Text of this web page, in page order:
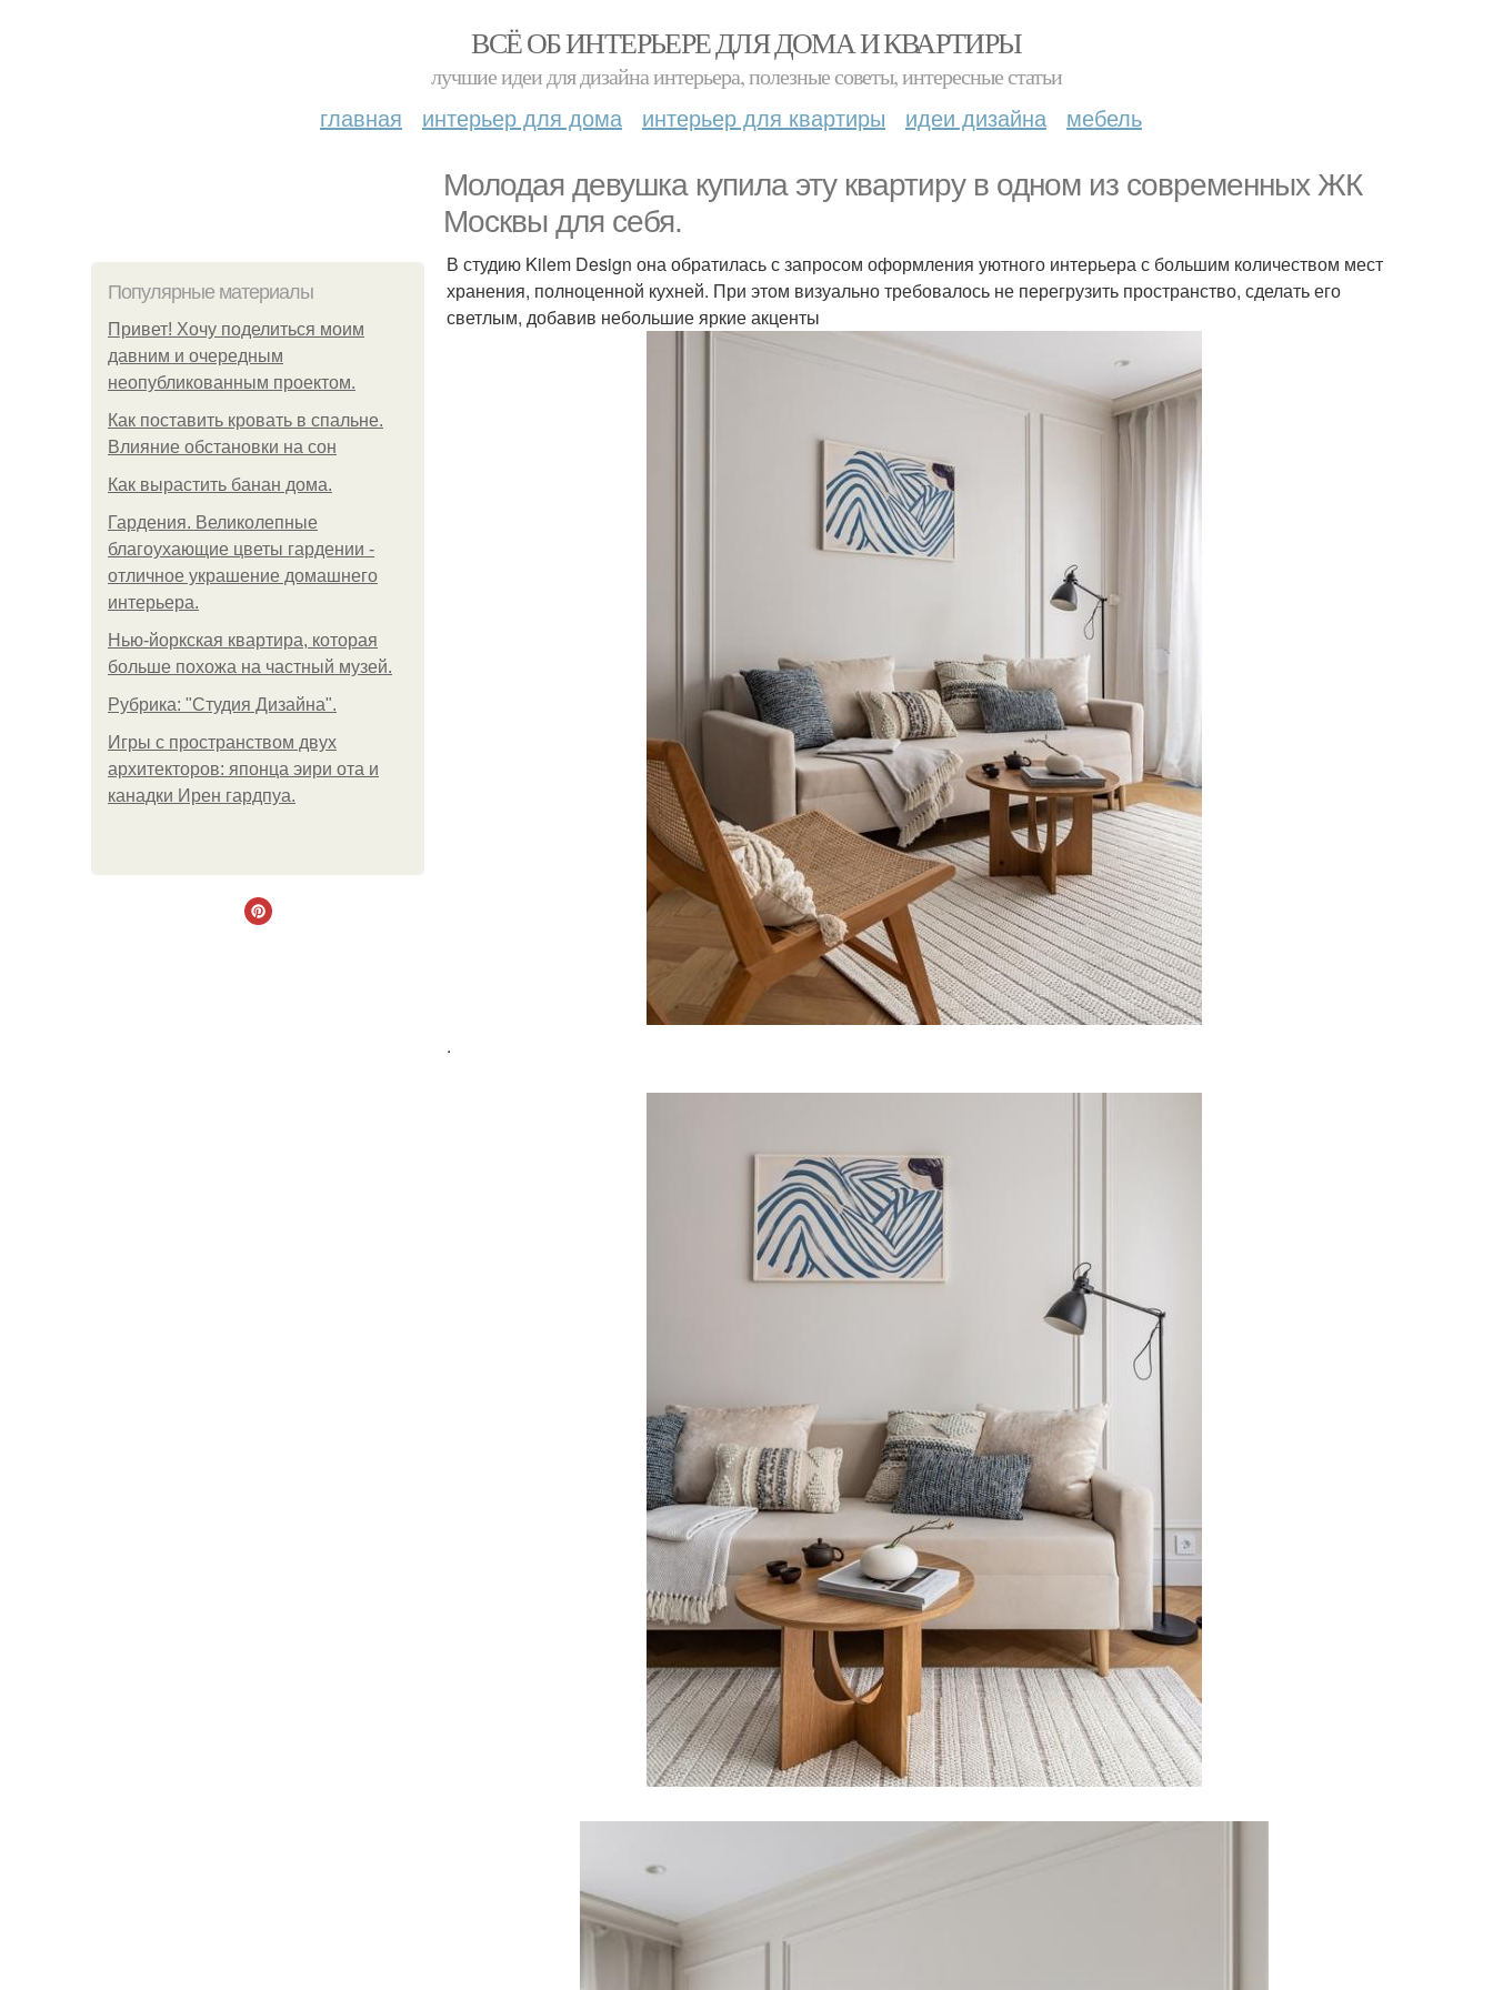
ВСЁ ОБ ИНТЕРЬЕРЕ ДЛЯ ДОМА И КВАРТИРЫ
лучшие идеи для дизайна интерьера, полезные советы, интересные статьи
главная интерьер для дома интерьер для квартиры идеи дизайна мебель
Молодая девушка купила эту квартиру в одном из современных ЖК
Москвы для себя.
Популярные материалы
Привет! Хочу поделиться моим
давним и очередным
неопубликованным проектом.
Как поставить кровать в спальне.
Влияние обстановки на сон
Как вырастить банан дома.
Гардения. Великолепные
благоухающие цветы гардении -
отличное украшение домашнего
интерьера.
Нью-йоркская квартира, которая
больше похожа на частный музей.
Рубрика: "Студия Дизайна".
Игры с пространством двух
архитекторов: японца эири ота и
канадки Ирен гардпуа.
В студию Kilem Design она обратилась с запросом оформления уютного интерьера с большим количеством мест
хранения, полноценной кухней. При этом визуально требовалось не перегрузить пространство, сделать его
светлым, добавив небольшие яркие акценты
.